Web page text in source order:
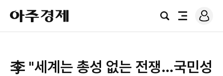
아
주
경
검
전
로
그
李 "세계는 총성 없는 전쟁…국민성